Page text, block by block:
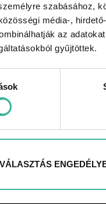
szabásához,
média-,
az
gyűjtöttek.
MEG A GABLINI